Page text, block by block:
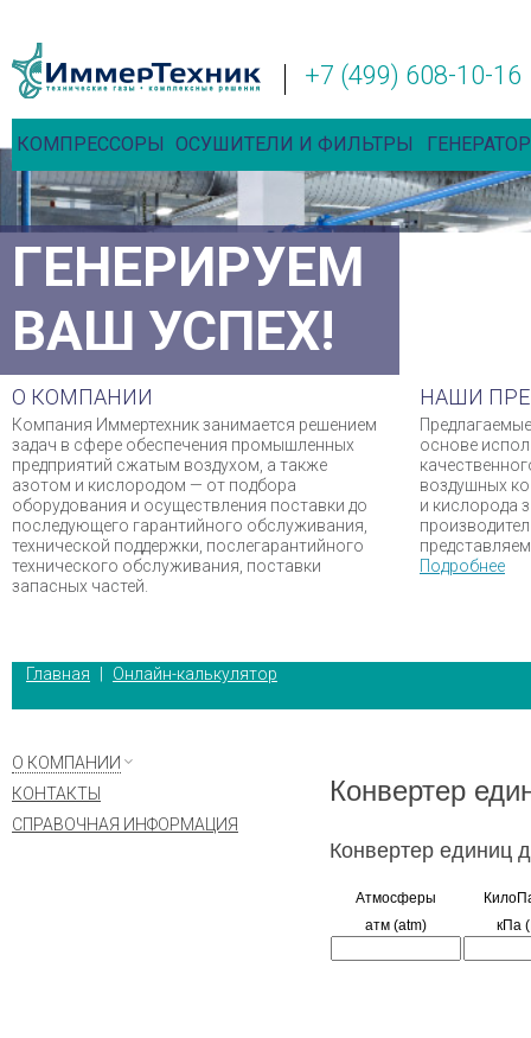
+7 (499) 608-10-16
КОМПРЕССОРЫ ОСУШИТЕЛИ И ФИЛЬТРЫ
ГЕНЕРИРУЕМ
ВАШ УСПЕХ!
О КОМПАНИИ
Компания Иммертехник занимается решением
задач в сфере обеспечения промышленных
предприятий сжатым воздухом, а также
азотом и кислородом — от подбора
оборудования и осуществления поставки до
последующего гарантийного обслуживания,
технической поддержки, послегарантийного
технического обслуживания, поставки
запасных частей.
НАШИ
основе
воздушных
и кислорода
Подробнее
Главная Онлайн-калькулятор
О КОМПАНИИ
КОНТАКТЫ
СПРАВОЧНАЯ ИНФОРМАЦИЯ